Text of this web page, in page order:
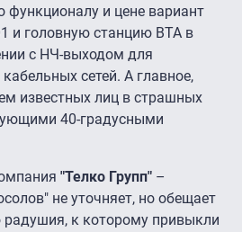
и цене вариант
и головную станцию ВТА в
с НЧ-выходом для
сетей. А главное,
известных лиц в страшных
40-градусными
"Телко Групп" –
не уточняет, но обещает
радушия, к которому привыкли